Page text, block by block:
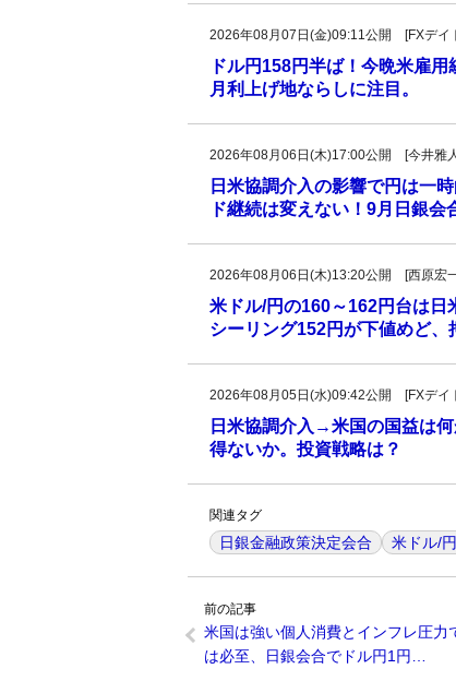
2026年08月07日(金)09:11公開 [FXデイ
ドル円158円半ば！今晩米雇
月利上げ地ならしに注目。
2026年08月06日(木)17:00公開 [今井雅
日米協調介入の影響で円は一
ド継続は変えない！9月日銀
2026年08月06日(木)13:20公開 [西原宏
米ドル/円の160～162円台は日
シーリング152円が下値めど
2026年08月05日(水)09:42公開 [FXデイ
日米協調介入→米国の国益は
得ないか。投資戦略は？
関連タグ
日銀金融政策決定会合 米ドル/円
前の記事
米国は強い個人消費とインフレ圧力
は必至、日銀会合でドル円1円…